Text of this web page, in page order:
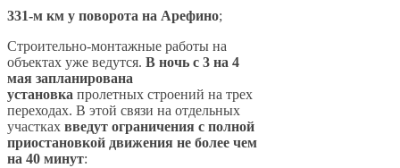
331-м км у поворота на Арефино;
Строительно-монтажные работы на
объектах уже ведутся. В ночь с 3 на 4
мая запланирована
установка пролетных строений на трех
переходах. В этой связи на отдельных
участках введут ограничения с полной
приостановкой движения не более чем
на 40 минут: